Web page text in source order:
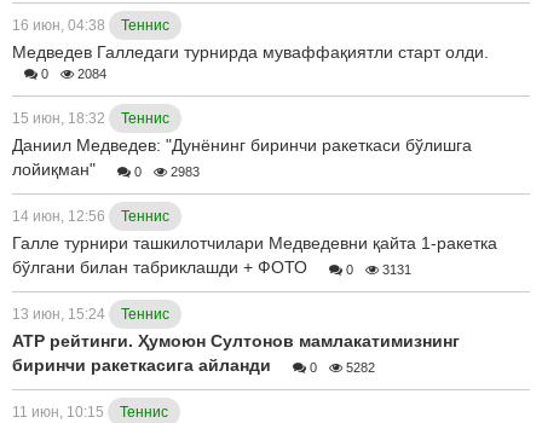
16 июн, 04:38 Теннис
Медведев Галледаги турнирда муваффақиятли старт олди.
0 2084
15 июн, 18:32 Теннис
Даниил Медведев: "Дунёнинг биринчи ракеткаси бўлишга
лойиқман"
0 2983
14 июн, 12:56 Теннис
Галле турнири ташкилотчилари Медведевни қайта 1-ракетка
бўлгани билан табриклашди + ФОТО
0 3131
13 июн, 15:24 Теннис
АТР рейтинги. Ҳумоюн Султонов мамлакатимизнинг
биринчи ракеткасига айланди
0 5282
11 июн, 10:15 Теннис